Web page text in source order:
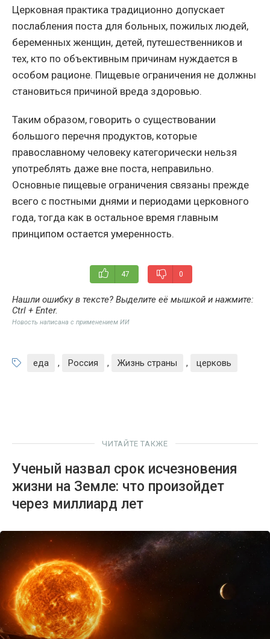
Церковная практика традиционно допускает
послабления поста для больных, пожилых людей,
беременных женщин, детей, путешественников и
тех, кто по объективным причинам нуждается в
особом рационе. Пищевые ограничения не должны
становиться причиной вреда здоровью.
Таким образом, говорить о существовании
большого перечня продуктов, которые
православному человеку категорически нельзя
употреблять даже вне поста, неправильно.
Основные пищевые ограничения связаны прежде
всего с постными днями и периодами церковного
года, тогда как в остальное время главным
принципом остается умеренность.
47 0
Нашли ошибку в тексте? Выделите её мышкой и нажмите:
Ctrl + Enter.
Новость написана с применением ИИ
еда , Россия , Жизнь страны , церковь
ЧИТАЙТЕ ТАКЖЕ
Ученый назвал срок исчезновения
жизни на Земле: что произойдет
через миллиард лет